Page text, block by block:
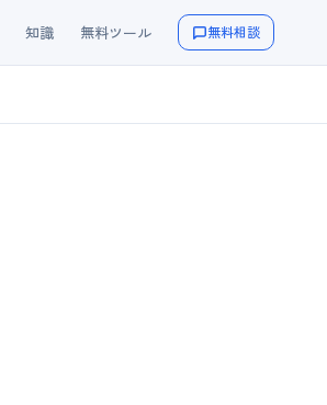
知識 無料ツール 無料相談